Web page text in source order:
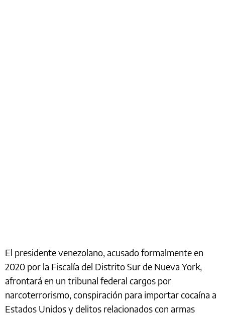
El presidente venezolano, acusado formalmente en
2020 por la Fiscalía del Distrito Sur de Nueva York,
afrontará en un tribunal federal cargos por
narcoterrorismo, conspiración para importar cocaína a
Estados Unidos y delitos relacionados con armas